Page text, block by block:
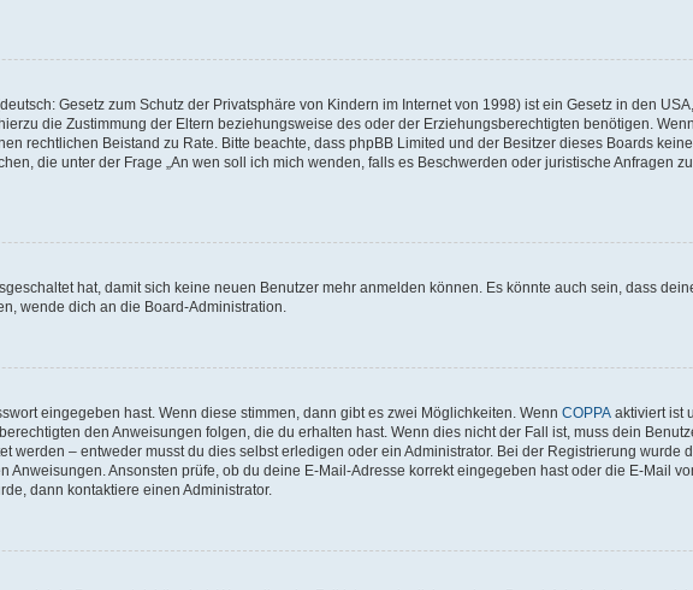
Gesetz zum Schutz der Privatsphäre von Kindern im Internet von 1998) ist ein Gesetz in den
die Zustimmung der Eltern beziehungsweise des oder der Erziehungsberechtigten benötigen.
rechtlichen Beistand zu Rate. Bitte beachte, dass phpBB Limited und der Besitzer dieses Boards
die unter der Frage „An wen soll ich mich wenden, falls es Beschwerden oder juristische Anfragen
hat, damit sich keine neuen Benutzer mehr anmelden können. Es könnte auch sein, dass
wende dich an die Board-Administration.
eingegeben hast. Wenn diese stimmen, dann gibt es zwei Möglichkeiten. WennCOPPA aktiviert ist
den Anweisungen folgen, die du erhalten hast. Wenn dies nicht der Fall ist, muss dein
– entweder musst du dies selbst erledigen oder ein Administrator. Bei der Registrierung wurde
Ansonsten prüfe, ob du deine E-Mail-Adresse korrekt eingegeben hast oder die E-Mail
dann kontaktiere einen Administrator.